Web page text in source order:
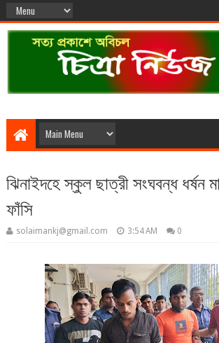
ঝিনাইদহে স্কুল ছাত্রী সংঘবন্ধ ধর্ষন
ফাঁসি
solaimankj@gmail.com 3:54 AM 0